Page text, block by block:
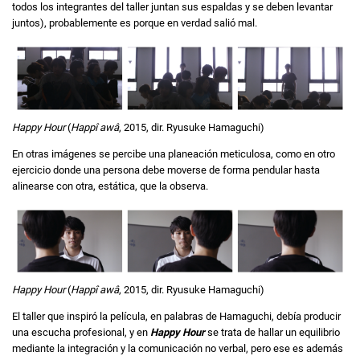
todos los integrantes del taller juntan sus espaldas y se deben levantar
juntos), probablemente es porque en verdad salió mal.
Happy Hour(Happî awâ, 2015, dir. Ryusuke Hamaguchi)
En otras imágenes se percibe una planeación meticulosa, como en otro
ejercicio donde una persona debe moverse de forma pendular hasta
alinearse con otra, estática, que la observa.
Happy Hour(Happî awâ, 2015, dir. Ryusuke Hamaguchi)
El taller que inspiró la película, en palabras de Hamaguchi, debía producir
una escucha profesional, y en Happy Hourse trata de hallar un equilibrio
mediante la integración y la comunicación no verbal, pero ese es además